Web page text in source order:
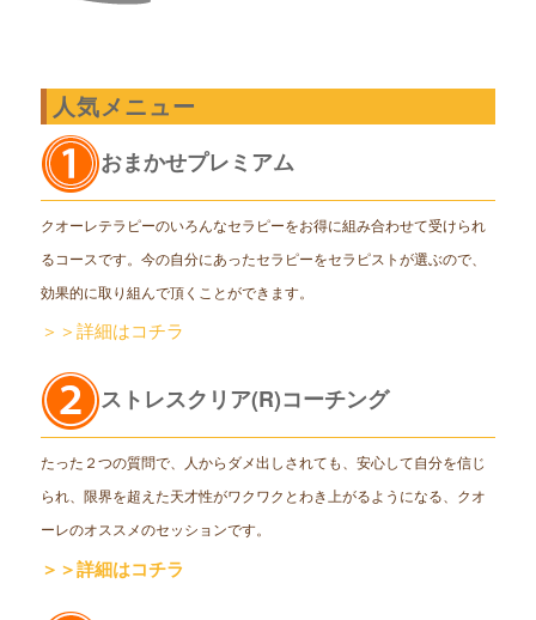
人気メニュー
おまかせプレミアム
クオーレテラピーのいろんなセラピーをお得に組み合わせて受けられ
るコースです。今の自分にあったセラピーをセラピストが選ぶので、
効果的に取り組んで頂くことができます。
＞＞詳細はコチラ
ストレスクリア(R)コーチング
たった２つの質問で、人からダメ出しされても、安心して自分を信じ
られ、限界を超えた天才性がワクワクとわき上がるようになる、クオ
ーレのオススメのセッションです。
＞＞詳細はコチラ